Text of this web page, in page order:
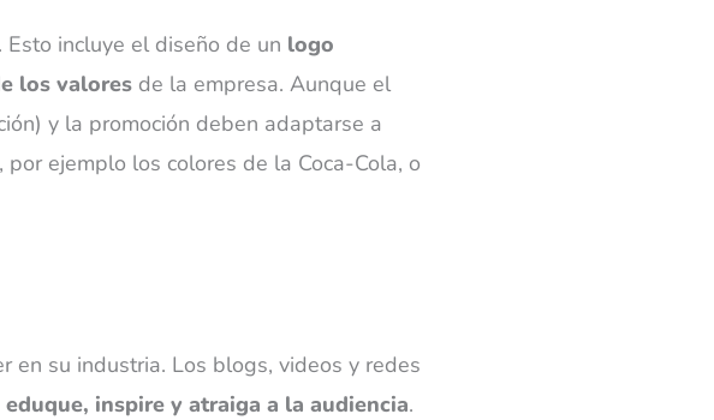
incluye el diseño de un logo
los valores de la empresa. Aunque el
y la promoción deben adaptarse a
ejemplo los colores de la Coca-Cola, o
en su industria. Los blogs, videos y redes
eduque, inspire y atraiga a la audiencia.